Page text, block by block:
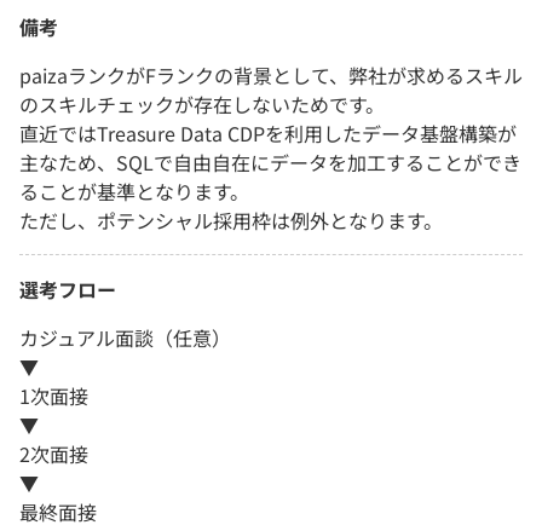
備考
paizaランクがFランクの背景として、弊社が求めるスキル
のスキルチェックが存在しないためです。
直近ではTreasure Data CDPを利用したデータ基盤構築が
主なため、SQLで自由自在にデータを加工することができ
ることが基準となります。
ただし、ポテンシャル採用枠は例外となります。
選考フロー
カジュアル面談（任意）
▼
1次面接
▼
2次面接
▼
最終面接